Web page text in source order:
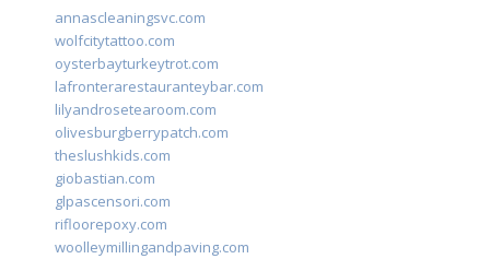
annascleaningsvc.com
wolfcitytattoo.com
oysterbayturkeytrot.com
lafronterarestauranteybar.com
lilyandrosetearoom.com
olivesburgberrypatch.com
theslushkids.com
giobastian.com
glpascensori.com
rifloorepoxy.com
woolleymillingandpaving.com